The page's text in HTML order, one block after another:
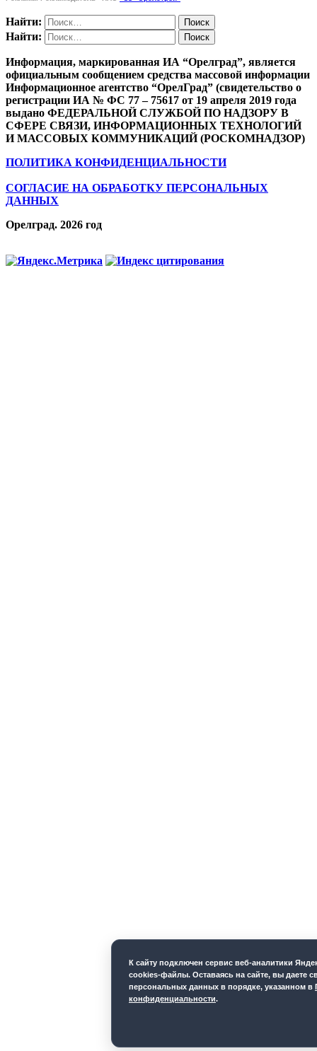
Найти:
Найти:
Информация, маркированная ИА “Орелград”, является
официальным сообщением средства массовой информации
Информационное агентство “ОрелГрад” (свидетельство о
регистрации ИА № ФС 77 – 75617 от 19 апреля 2019 года
выдано ФЕДЕРАЛЬНОЙ СЛУЖБОЙ ПО НАДЗОРУ В
СФЕРЕ СВЯЗИ, ИНФОРМАЦИОННЫХ ТЕХНОЛОГИЙ
И МАССОВЫХ КОММУНИКАЦИЙ (РОСКОМНАДЗОР)
ПОЛИТИКА КОНФИДЕНЦИАЛЬНОСТИ
СОГЛАСИЕ НА ОБРАБОТКУ ПЕРСОНАЛЬНЫХ
ДАННЫХ
Орелград. 2026 год
К cайту подключен сервис веб-аналитики
cookies-файлы. Оставаясь на сайте, вы даете
персональных данных в порядке, указанном в
конфиденциальности.